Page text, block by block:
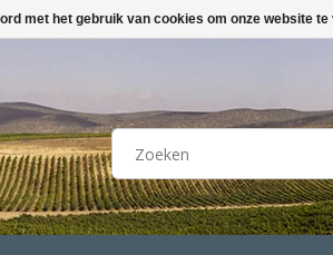
met het gebruik van cookies om onze website